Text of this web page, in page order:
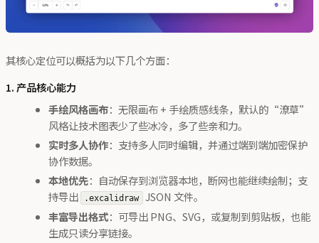
其核心定位可以概括为以下几个方面：
1. 产品核心能力
手绘风格画布：无限画布 + 手绘质感线条，默认的“潦草”
风格让技术图表少了些冰冷，多了些亲和力。
实时多人协作：支持多人同时编辑，并通过端到端加密保护
协作数据。
本地优先：自动保存到浏览器本地，断网也能继续绘制；支
持导出
.excalidraw JSON 文件。
丰富导出格式：可导出 PNG、SVG，或复制到剪贴板，也能
生成只读分享链接。